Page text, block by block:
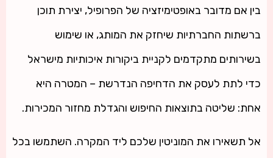
בין אם מדובר באופטימיזציה של הפרופיל, יצירת תוכן
ברשתות החברתיות שיחזק את המותג, או שימוש
בשירותים מתקדמים לקניית ביקורות איכותיות מישראל
כדי לתת לעסק את הדחיפה הנדרשת – המטרה היא
אחת: שליטה בתוצאות החיפוש והגדלת מחזור המכירות.
אל תשאירו את המוניטין שלכם ליד המקרה. השתמשו בכל